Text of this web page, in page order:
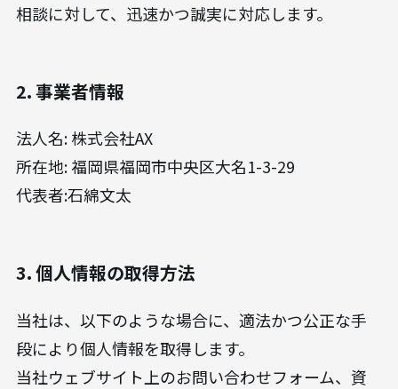
相談に対して、迅速かつ誠実に対応します。
2. 事業者情報
法人名: 株式会社AX
所在地: 福岡県福岡市中央区大名1-3-29
代表者:石綿文太
3. 個人情報の取得方法
当社は、以下のような場合に、適法かつ公正な手
段により個人情報を取得します。
当社ウェブサイト上のお問い合わせフォーム、資